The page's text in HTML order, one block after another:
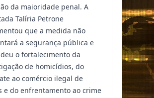
da maioridade penal. A
Talíria Petrone
que a medida não
a segurança pública e
o fortalecimento da
de homicídios, do
ao comércio ilegal de
e do enfrentamento ao crime